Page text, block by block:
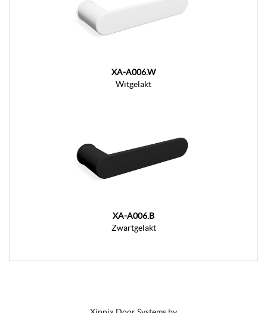
XA-A006.W
Witgelakt
XA-A006.B
Zwartgelakt